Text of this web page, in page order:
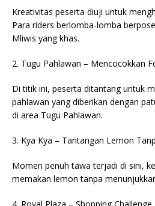
Kreativitas peserta diuji untuk
Para riders berlomba-lomba
Mliwis yang khas.
2. Tugu Pahlawan – Mencocokkan
Di titik ini, peserta ditantang untuk
pahlawan yang diberikan dengan
di area Tugu Pahlawan.
3. Kya Kya – Tantangan Lemon
Momen penuh tawa terjadi di sini,
memakan lemon tanpa